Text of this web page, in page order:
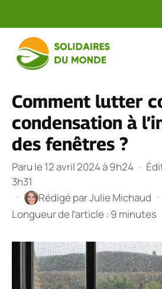
contenu
Comment lutter
condensation à
des fenêtres ?
Paru le 12 avril 2024 à 9h24 ·
3h31
·
Rédigé parJulie Michaud ·
Longueur de l’article : 9 minutes